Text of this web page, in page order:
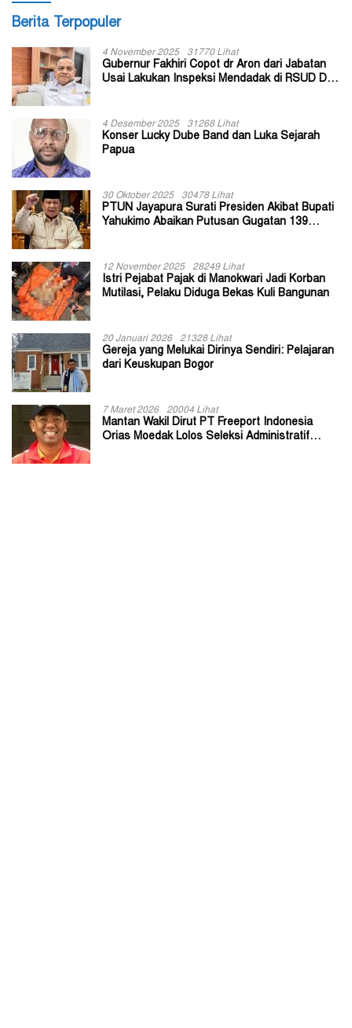
Berita Terpopuler
4 November 2025 31770 Lihat
Gubernur Fakhiri Copot dr Aron dari Jabatan
Usai Lakukan Inspeksi Mendadak di RSUD Dok
4 Desember 2025 31268 Lihat
Konser Lucky Dube Band dan Luka Sejarah
Papua
30 Oktober 2025 30478 Lihat
PTUN Jayapura Surati Presiden Akibat Bupati
Yahukimo Abaikan Putusan Gugatan 139
12 November 2025 28249 Lihat
Istri Pejabat Pajak di Manokwari Jadi Korban
Mutilasi, Pelaku Diduga Bekas Kuli Bangunan
20 Januari 2026 21328 Lihat
Gereja yang Melukai Dirinya Sendiri: Pelajaran
dari Keuskupan Bogor
7 Maret 2026 20004 Lihat
Mantan Wakil Dirut PT Freeport Indonesia
Orias Moedak Lolos Seleksi Administratif